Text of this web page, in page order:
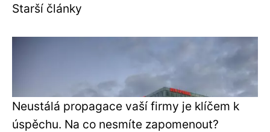
Starší články
Neustálá propagace vaší firmy je klíčem k
úspěchu. Na co nesmíte zapomenout?